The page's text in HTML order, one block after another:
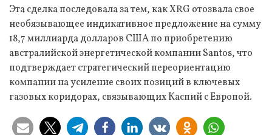
Эта сделка последовала за тем, как XRG отозвала свое
необязывающее индикативное предложение на сумму
18,7 миллиарда долларов США по приобретению
австралийской энергетической компании Santos, что
подтверждает стратегический переориентацию
компании на усиление своих позиций в ключевых
газовых коридорах, связывающих Каспий с Европой.